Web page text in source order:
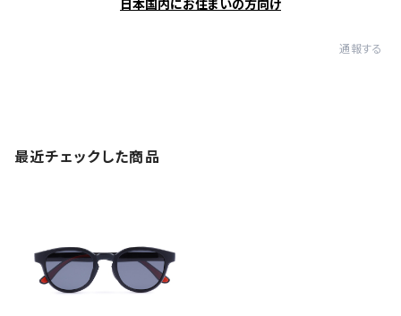
日本国内にお住まいの方向け
通報する
最近チェックした商品